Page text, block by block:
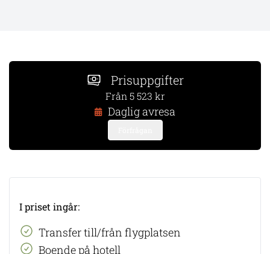
Prisuppgifter
Från 5 523 kr
Daglig avresa
I priset ingår:
Transfer till/från flygplatsen
Boende på hotell